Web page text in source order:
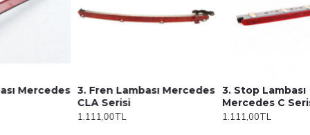
3. Fren Lambası Mercedes
3. Stop Lambası
Mercedes C Serisi